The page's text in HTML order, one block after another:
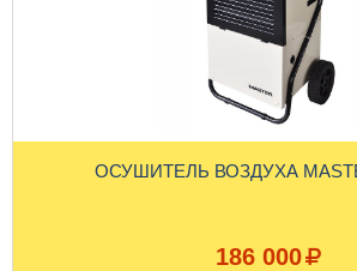
ОСУШИТЕЛЬ ВОЗДУХА
186 000